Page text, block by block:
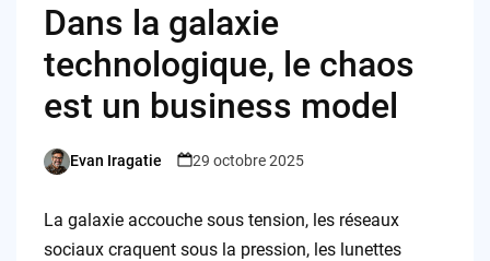
Dans la galaxie
technologique, le chaos
est un business model
Posted
Evan Iragatie 29 octobre 2025
La galaxie accouche sous tension, les réseaux
sociaux craquent sous la pression, les lunettes